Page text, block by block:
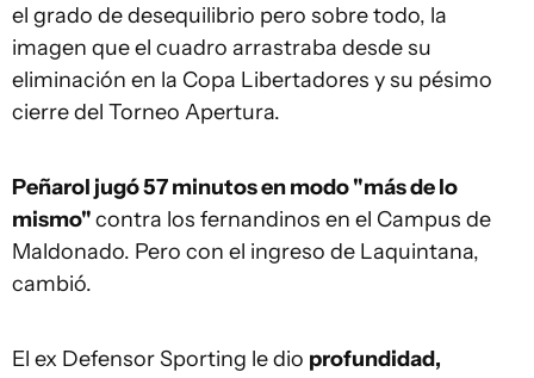
el grado de desequilibrio pero sobre todo, la
imagen que el cuadro arrastraba desde su
eliminación en la Copa Libertadores y su pésimo
cierre del Torneo Apertura.
Peñarol jugó 57 minutos en modo "más de lo
mismo"contra los fernandinos en el Campus de
Maldonado. Pero con el ingreso de Laquintana,
cambió.
El ex Defensor Sporting le dio profundidad,